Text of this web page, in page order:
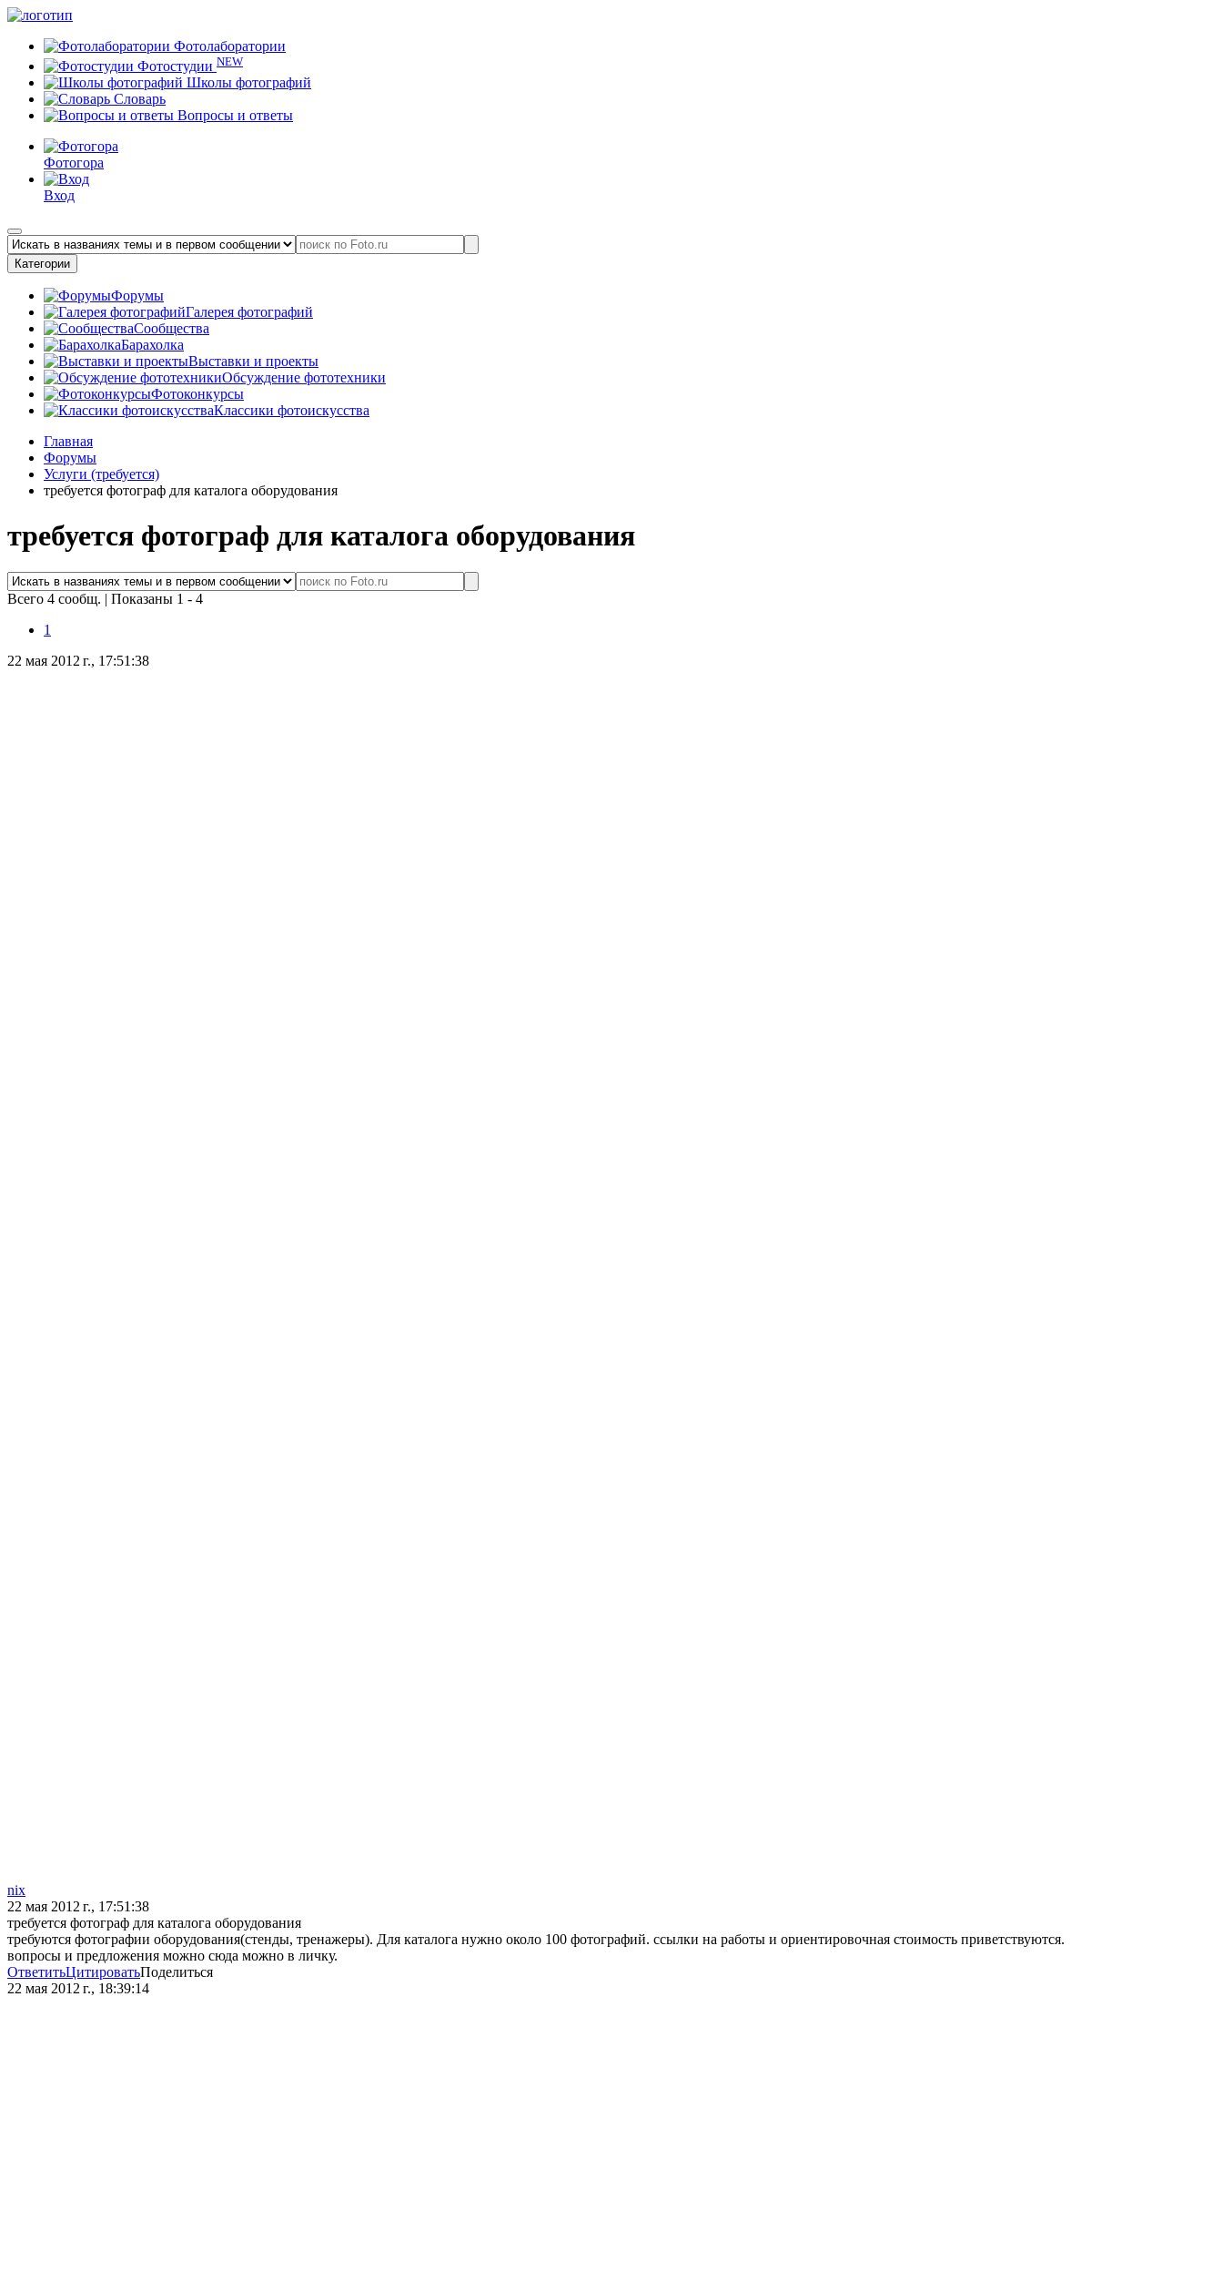
Фотолаборатории
Фотостудии NEW
Школы фотографий
Словарь
Вопросы и ответы
Фотогора
Вход
Категории
Форумы
Галерея фотографий
Сообщества
Барахолка
Выставки и проекты
Обсуждение фототехники
Фотоконкурсы
Классики фотоискусства
Главная
Форумы
Услуги (требуется)
требуется фотограф для каталога оборудования
требуется фотограф для каталога оборудования
Всего 4 сообщ. | Показаны 1 - 4
1
22 мая 2012 г., 17:51:38
nix
22 мая 2012 г., 17:51:38
требуется фотограф для каталога оборудования
требуются фотографии оборудования(стенды, тренажеры). Для каталога нужно около 100 фотографий. ссылки на работы и ориентировочная стоимость приветствуются.
вопросы и предложения можно сюда можно в личку.
ОтветитьЦитироватьПоделиться
22 мая 2012 г., 18:39:14